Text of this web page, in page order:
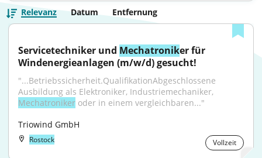
Relevanz Datum Entfernung
Servicetechniker und Mechatroniker für
Windenergieanlagen (m/w/d) gesucht!
"...Betriebssicherheit.QualifikationAbgeschlossene
Mechatroniker oder in einem vergleichbaren..."
Triowind GmbH
Rostock Vollzeit